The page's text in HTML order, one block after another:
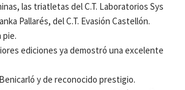
las triatletas del C.T. Laboratorios Sys
Pallarés, del C.T. Evasión Castellón.
pie.
ediciones ya demostró una excelente
y de reconocido prestigio.